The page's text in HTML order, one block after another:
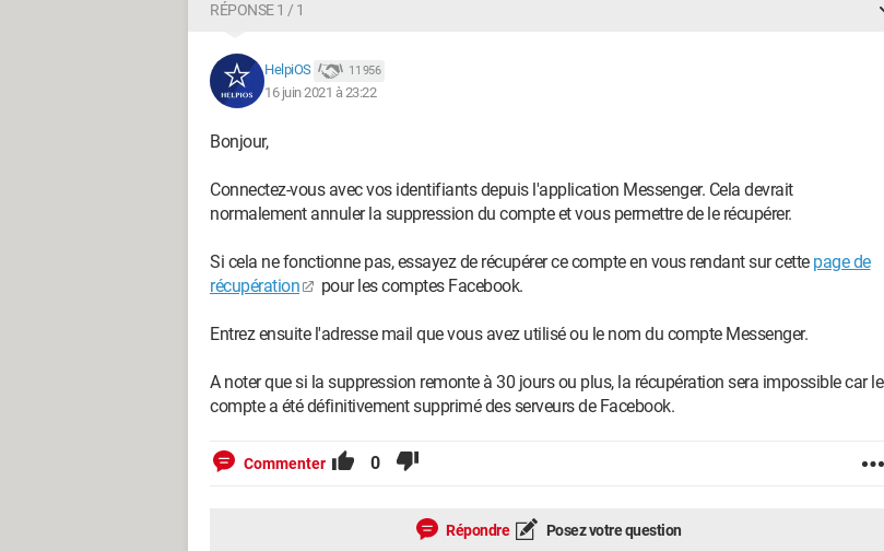
RÉPONSE 1 / 1
HelpiOS 11 956
16 juin 2021 à 23:22
Bonjour,
Connectez-vous avec vos identifiants depuis l'application Messenger. Cela devrait
normalement annuler la suppression du compte et vous permettre de le récupérer.
Si cela ne fonctionne pas, essayez de récupérer ce compte en vous rendant sur cette page de
récupération
pour les comptes Facebook.
Entrez ensuite l'adresse mail que vous avez utilisé ou le nom du compte Messenger.
A noter que si la suppression remonte à 30 jours ou plus, la récupération sera impossible car le
compte a été définitivement supprimé des serveurs de Facebook.
Commenter 0
Répondre Posez votre question